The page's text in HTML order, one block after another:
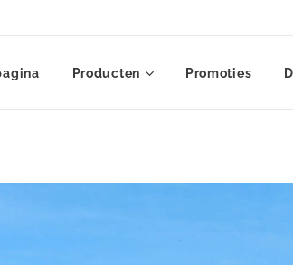
Producten Promoties